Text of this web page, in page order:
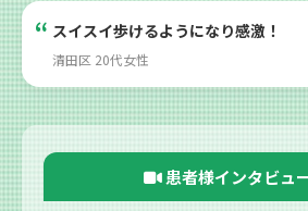
スイスイ歩けるようになり感激！
清田区 20代女性
患者様インタビュ